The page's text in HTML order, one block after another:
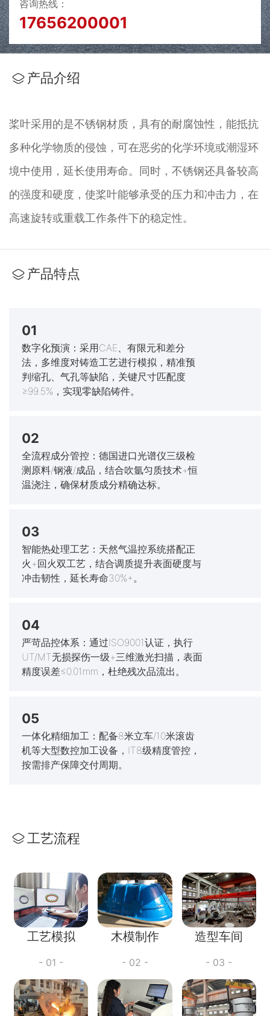
咨询热线：
17656200001
产品介绍
桨叶采用的是不锈钢材质，具有的耐腐蚀性，能抵抗
多种化学物质的侵蚀，可在恶劣的化学环境或潮湿环
境中使用，延长使用寿命。同时，不锈钢还具备较高
的强度和硬度，使桨叶能够承受的压力和冲击力，在
高速旋转或重载工作条件下的稳定性。
产品特点
01
数字化预演：采用CAE、有限元和差分
法，多维度对铸造工艺进行模拟，精准预
判缩孔、气孔等缺陷，关键尺寸匹配度
≥99.5%，实现零缺陷铸件。
02
全流程成分管控：德国进口光谱仪三级检
测原料/钢液/成品，结合吹氩匀质技术+恒
温浇注，确保材质成分精确达标。
03
智能热处理工艺：天然气温控系统搭配正
火+回火双工艺，结合调质提升表面硬度与
冲击韧性，延长寿命30%+。
04
严苛品控体系：通过ISO9001认证，执行
UT/MT无损探伤一级+三维激光扫描，表面
精度误差≤0.01mm，杜绝残次品流出。
05
一体化精细加工：配备8米立车/10米滚齿
机等大型数控加工设备，IT8级精度管控，
按需排产保障交付周期。
工艺流程
工艺模拟
- 01 -
木模制作
- 02 -
造型车间
- 03 -